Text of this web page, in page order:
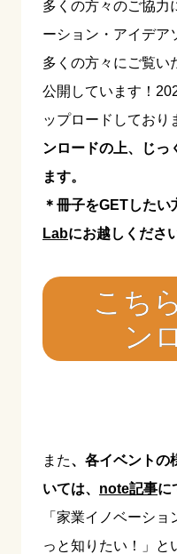
多くの方々のご協力
ーション・アイデア
多くの方々にご覧い
公開しています！
ップロードしており
ンロードの上、じっ
ます。
＊冊子をGETしたい
Labにお越しくださ
こち
ン
また、各イベントの
いては、 note記事に
「家業イノベーシ
っと知りたい！」と